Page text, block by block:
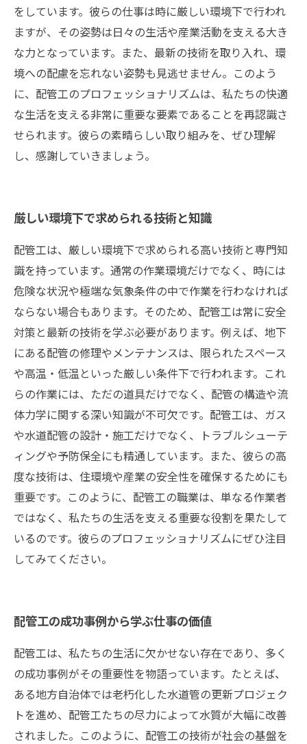
をしています。彼らの仕事は時に厳しい環境下で行われ
ますが、その姿勢は日々の生活や産業活動を支える大き
な力となっています。また、最新の技術を取り入れ、環
境への配慮を忘れない姿勢も見逃せません。このよう
に、配管工のプロフェッショナリズムは、私たちの快適
な生活を支える非常に重要な要素であることを再認識さ
せられます。彼らの素晴らしい取り組みを、ぜひ理解
し、感謝していきましょう。
厳しい環境下で求められる技術と知識
配管工は、厳しい環境下で求められる高い技術と専門知
識を持っています。通常の作業環境だけでなく、時には
危険な状況や極端な気象条件の中で作業を行わなければ
ならない場合もあります。そのため、配管工は常に安全
対策と最新の技術を学ぶ必要があります。例えば、地下
にある配管の修理やメンテナンスは、限られたスペース
や高温・低温といった厳しい条件下で行われます。これ
らの作業には、ただの道具だけでなく、配管の構造や流
体力学に関する深い知識が不可欠です。配管工は、ガス
や水道配管の設計・施工だけでなく、トラブルシューテ
ィングや予防保全にも精通しています。また、彼らの高
度な技術は、住環境や産業の安全性を確保するためにも
重要です。このように、配管工の職業は、単なる作業者
ではなく、私たちの生活を支える重要な役割を果たして
いるのです。彼らのプロフェッショナリズムにぜひ注目
してみてください。
配管工の成功事例から学ぶ仕事の価値
配管工は、私たちの生活に欠かせない存在であり、多く
の成功事例がその重要性を物語っています。たとえば、
ある地方自治体では老朽化した水道管の更新プロジェク
トを進め、配管工たちの尽力によって水質が大幅に改善
されました。このように、配管工の技術が社会の基盤を